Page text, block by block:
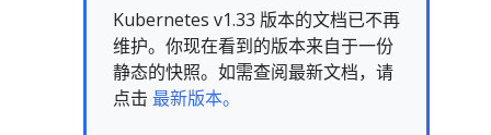
Kubernetes v1.33 版本的文档已不再
维护。你现在看到的版本来自于一份
静态的快照。如需查阅最新文档，请
点击 最新版本。